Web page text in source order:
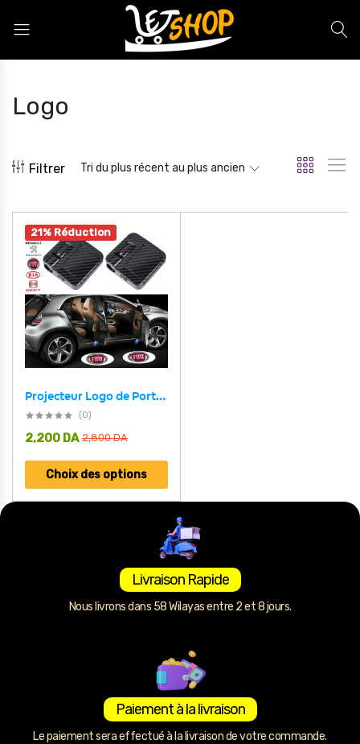
Logo
Filtrer Tri du plus récent au plus ancien
21% Réduction
Projecteur Logo de Porte Voiture LED 2 Pcs
(0)
2,800DA
2,200 DA
Choix des options
Livraison Rapide
Nous livrons dans 58 Wilayas entre 2 et 8 jours.
Paiement à la livraison
Le paiement sera effectué à la livraison de votre commande.